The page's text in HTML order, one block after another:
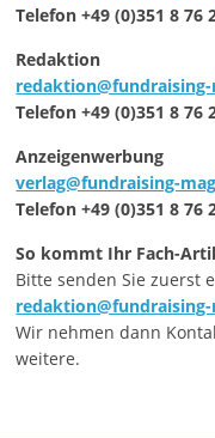
Telefon +49 (0)351 8 76
Redaktion
Telefon +49 (0)351 8 76
Anzeigenwerbung
verlag@fundraising-
Telefon +49 (0)351 8 76
So kommt Ihr Fach-
Bitte senden Sie zuerst
Wir nehmen dann
weitere.